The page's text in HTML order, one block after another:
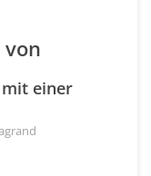
von
einer